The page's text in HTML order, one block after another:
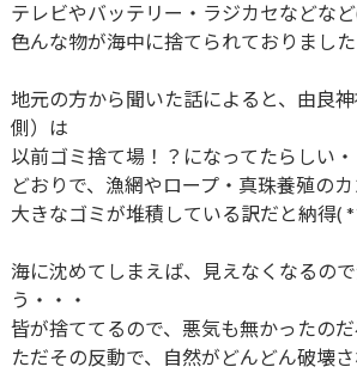
テレビやバッテリー・ラジカセなどなど
色んな物が海中に捨てられておりました
地元の方から聞いた話によると、由良
側）は
以前ゴミ捨て場！？になってたらしい・
どおりで、漁網やロープ・真珠養殖の
大きなゴミが堆積している訳だと納得(
海に沈めてしまえば、見えなくなるの
う・・・
皆が捨ててるので、悪気も無かったのだ
ただその反動で、自然がどんどん破壊